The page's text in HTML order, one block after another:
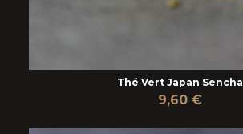
Thé Vert Japan Sencha
9,60 €